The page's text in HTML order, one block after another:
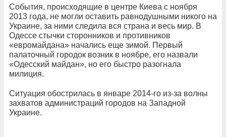
События, происходящие в центре Киева с ноября
2013 года, не могли оставить равнодушными никого на
Украине, за ними следила вся страна и весь мир. В
Одессе стычки сторонников и противников
«евромайдана» начались еще зимой. Первый
палаточный городок возник в ноябре, его назвали
«Одесский майдан», но его быстро разогнала
милиция.
Ситуация обострилась в январе 2014-го из-за волны
захватов администраций городов на Западной
Украине.